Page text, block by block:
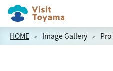
HOME Image Gallery